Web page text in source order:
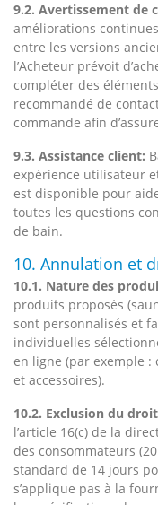
9.2. Avertissement de
améliorations
entre les versions
l’Acheteur prévoit
compléter des
recommandé de
commande afin
9.3. Assistance client:
expérience utilisateur
est disponible pour
toutes les questions
de bain.
10. Annulation et
10.1. Nature des
produits proposés
sont personnalisés et
individuelles
en ligne (par exemple :
et accessoires).
10.2. Exclusion du
l’article 16(c) de la
des consommateurs
standard de 14 jours
s’applique pas à la